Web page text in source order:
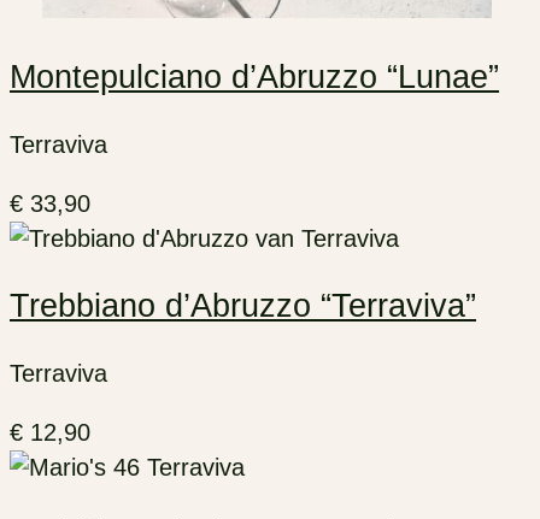
Montepulciano d’Abruzzo “Lunae”
Terraviva
€ 33,90
Trebbiano d’Abruzzo “Terraviva”
Terraviva
€ 12,90